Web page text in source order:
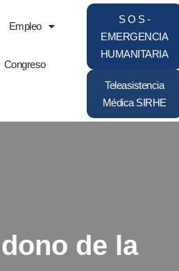
Empleo
Congreso
S O S -
EMERGENCIA
HUMANITARIA
Teleasistencia
Médica SIRHE
de la